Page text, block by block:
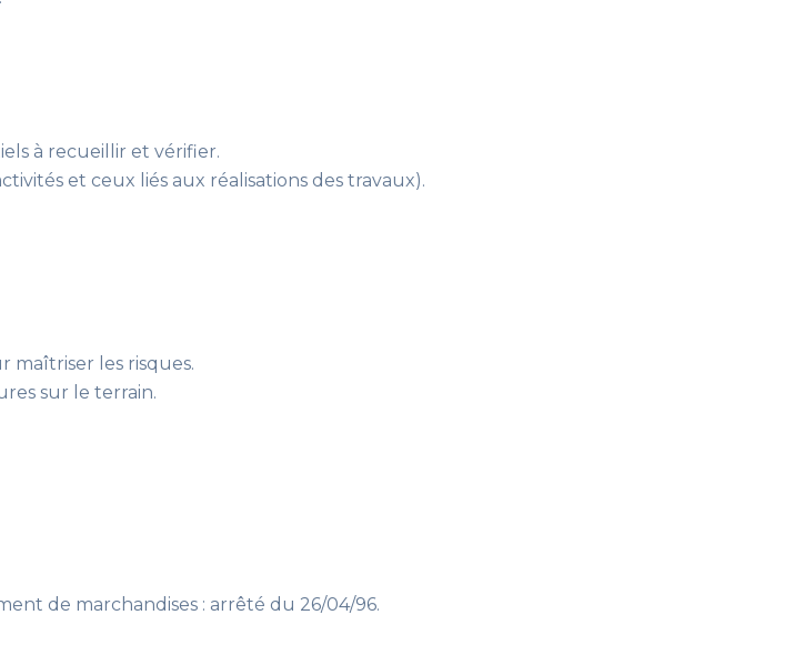
à recueillir et vérifier.
et ceux liés aux réalisations des travaux).
maîtriser les risques.
sur le terrain.
de marchandises : arrêté du 26/04/96.